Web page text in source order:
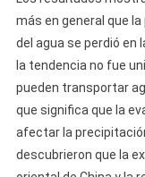
más en general que
del agua se perdió en
la tendencia no fue
pueden transportar
que significa que la
afectar la
descubrieron que la